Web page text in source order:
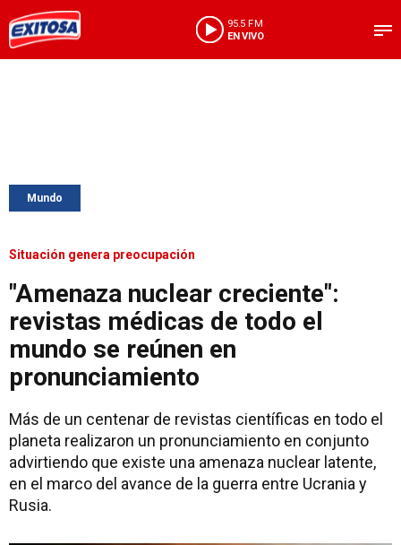
95.5 FM
EN VIVO
Mundo
Situación genera preocupación
"Amenaza nuclear creciente":
revistas médicas de todo el
mundo se reúnen en
pronunciamiento
Más de un centenar de revistas científicas en todo el
planeta realizaron un pronunciamiento en conjunto
advirtiendo que existe una amenaza nuclear latente,
en el marco del avance de la guerra entre Ucrania y
Rusia.